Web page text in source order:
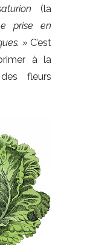
(la
prise en
» C’est
à la
fleurs